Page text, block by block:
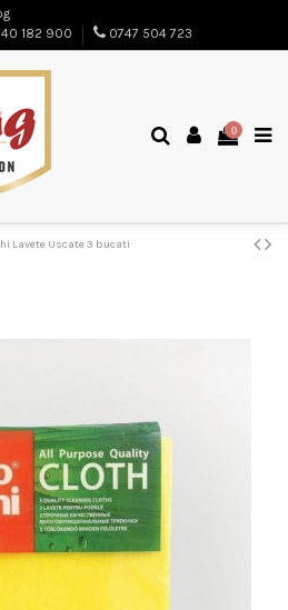
182 900 0747 504 723
0
Lavete Uscate 3 bucati